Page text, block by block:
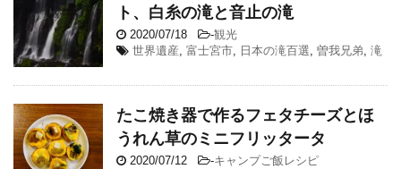
ト、白糸の滝と音止の滝
2020/07/18 -観光
世界遺産, 富士宮市, 日本の滝百選, 曽我兄弟, 滝
たこ焼き器で作るフェタチーズとほ
うれん草のミニフリッタータ
2020/07/12 -キャンプご飯レシピ